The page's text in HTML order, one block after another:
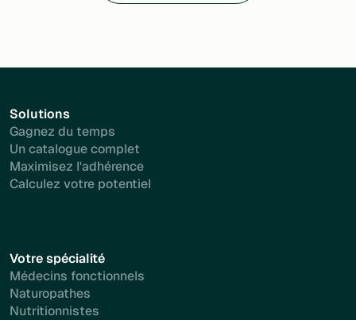
Solutions
Gagnez du temps
Un catalogue complet
Maximisez l'adhérence
Calculez votre potentiel
Votre spécialité
Médecins fonctionnels
Naturopathes
Nutritionnistes